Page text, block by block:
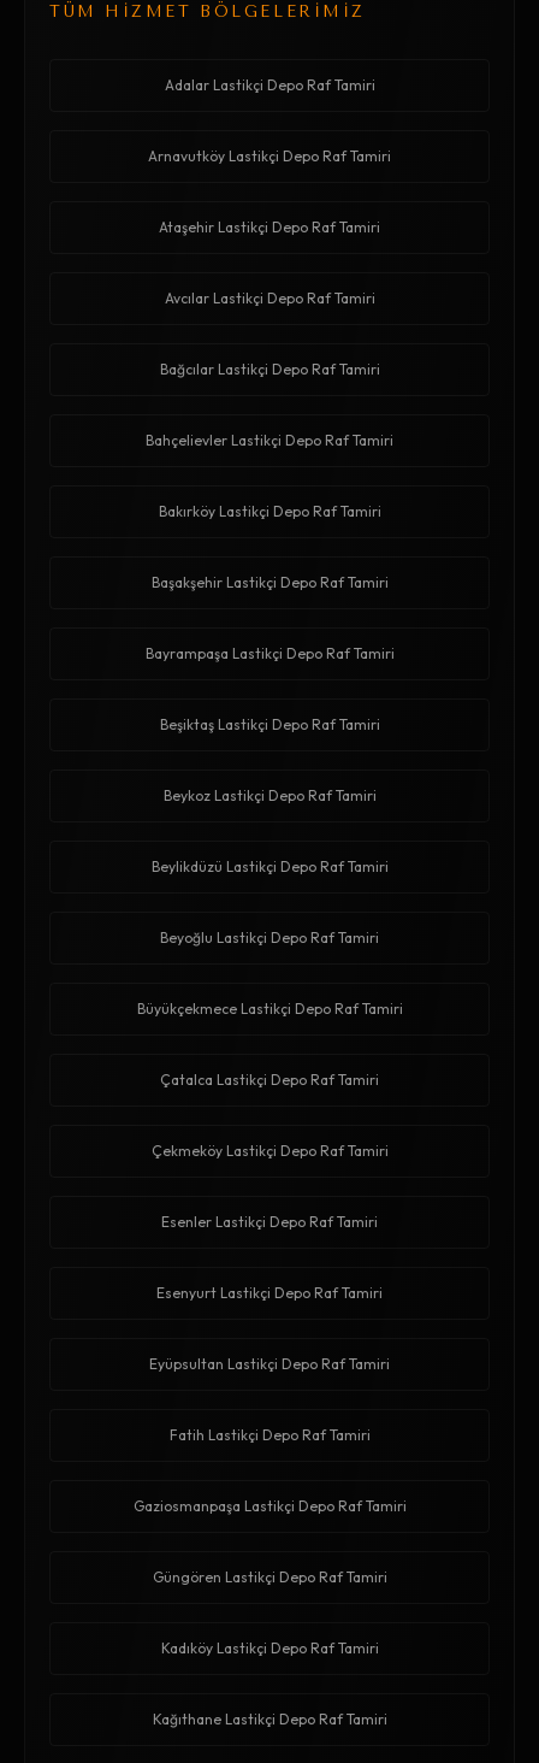
TÜM HİZMET BÖLGELERİMİZ
Adalar Lastikçi Depo Raf Tamiri
Arnavutköy Lastikçi Depo Raf Tamiri
Ataşehir Lastikçi Depo Raf Tamiri
Avcılar Lastikçi Depo Raf Tamiri
Bağcılar Lastikçi Depo Raf Tamiri
Bahçelievler Lastikçi Depo Raf Tamiri
Bakırköy Lastikçi Depo Raf Tamiri
Başakşehir Lastikçi Depo Raf Tamiri
Bayrampaşa Lastikçi Depo Raf Tamiri
Beşiktaş Lastikçi Depo Raf Tamiri
Beykoz Lastikçi Depo Raf Tamiri
Beylikdüzü Lastikçi Depo Raf Tamiri
Beyoğlu Lastikçi Depo Raf Tamiri
Büyükçekmece Lastikçi Depo Raf Tamiri
Çatalca Lastikçi Depo Raf Tamiri
Çekmeköy Lastikçi Depo Raf Tamiri
Esenler Lastikçi Depo Raf Tamiri
Esenyurt Lastikçi Depo Raf Tamiri
Eyüpsultan Lastikçi Depo Raf Tamiri
Fatih Lastikçi Depo Raf Tamiri
Gaziosmanpaşa Lastikçi Depo Raf Tamiri
Güngören Lastikçi Depo Raf Tamiri
Kadıköy Lastikçi Depo Raf Tamiri
Kağıthane Lastikçi Depo Raf Tamiri